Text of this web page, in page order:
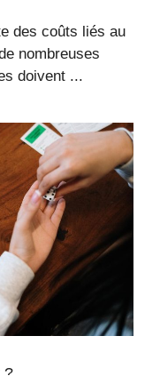
des coûts liés au
nombreuses
doivent ...